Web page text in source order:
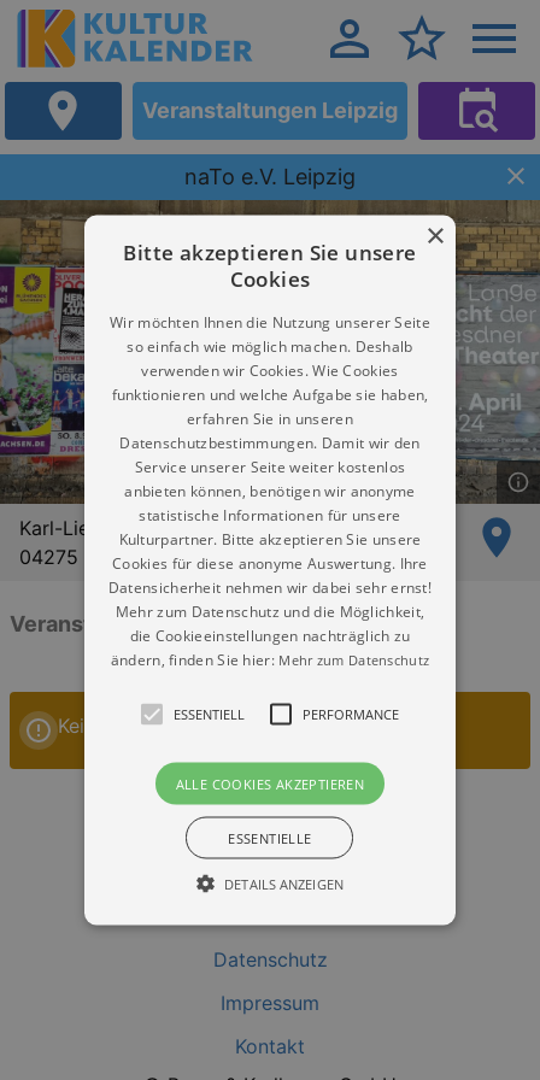
Veranstaltungen Leipzig
naTo e.V. Leipzig
Karl-Liebknecht-Straße 46
04275 Leipzig
Veranstaltungen: „naTo e.V. Leipzig“
Keine Veranstaltungen
Datenschutz
Impressum
Kontakt
×
Bitte akzeptieren Sie unsere
Cookies
Wir möchten Ihnen die Nutzung unserer Seite
so einfach wie möglich machen. Deshalb
verwenden wir Cookies. Wie Cookies
funktionieren und welche Aufgabe sie haben,
erfahren Sie in unseren
Datenschutzbestimmungen. Damit wir den
Service unserer Seite weiter kostenlos
anbieten können, benötigen wir anonyme
statistische Informationen für unsere
Kulturpartner. Bitte akzeptieren Sie unsere
Cookies für diese anonyme Auswertung. Ihre
Datensicherheit nehmen wir dabei sehr ernst!
Mehr zum Datenschutz und die Möglichkeit,
die Cookieeinstellungen nachträglich zu
ändern, finden Sie hier: Mehr zum Datenschutz
ESSENTIELL PERFORMANCE
ALLE COOKIES AKZEPTIEREN
ESSENTIELLE
DETAILS ANZEIGEN
Essentielle Cookies werden für die
grundlegenden Funktionen unserer Webseite
gebraucht. Zum Beispiel für das Login in Ihren